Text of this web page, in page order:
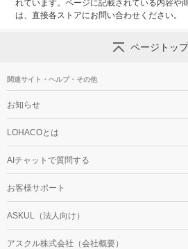
れています。ページに記載されている内容や
は、直接各ストアにお問い合わせください。
ページトッ
関連サイト・ヘルプ・その他
お知らせ
LOHACOとは
AIチャットで質問する
お客様サポート
ASKUL（法人向け）
アスクル株式会社（会社概要）